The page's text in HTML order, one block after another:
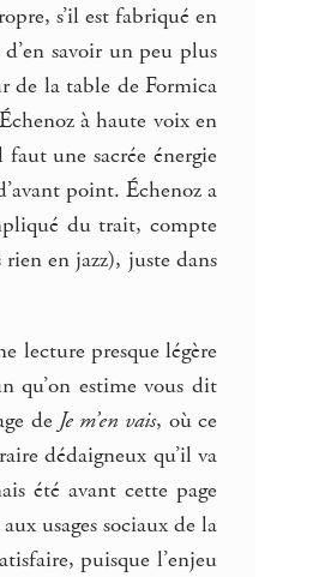
s’il est fabriqué en
savoir un peu plus
de la table de Formica
à haute voix en
une sacrée énergie
point. Échenoz a
du trait, compte
en jazz), juste dans
lecture presque légère
qu’on estime vous dit
de Je m’en vais, où ce
dédaigneux qu’il va
été avant cette page
usages sociaux de la
puisque l’enjeu